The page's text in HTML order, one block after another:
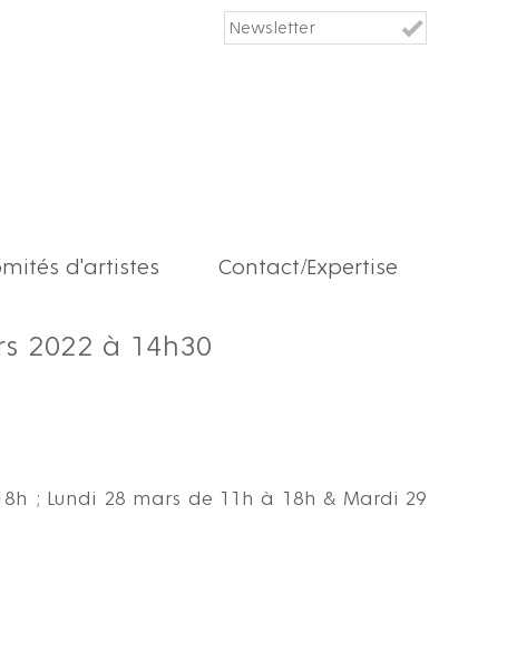
d'artistes Contact/Expertise
2022 à 14h30
; Lundi 28 mars de 11h à 18h & Mardi 29